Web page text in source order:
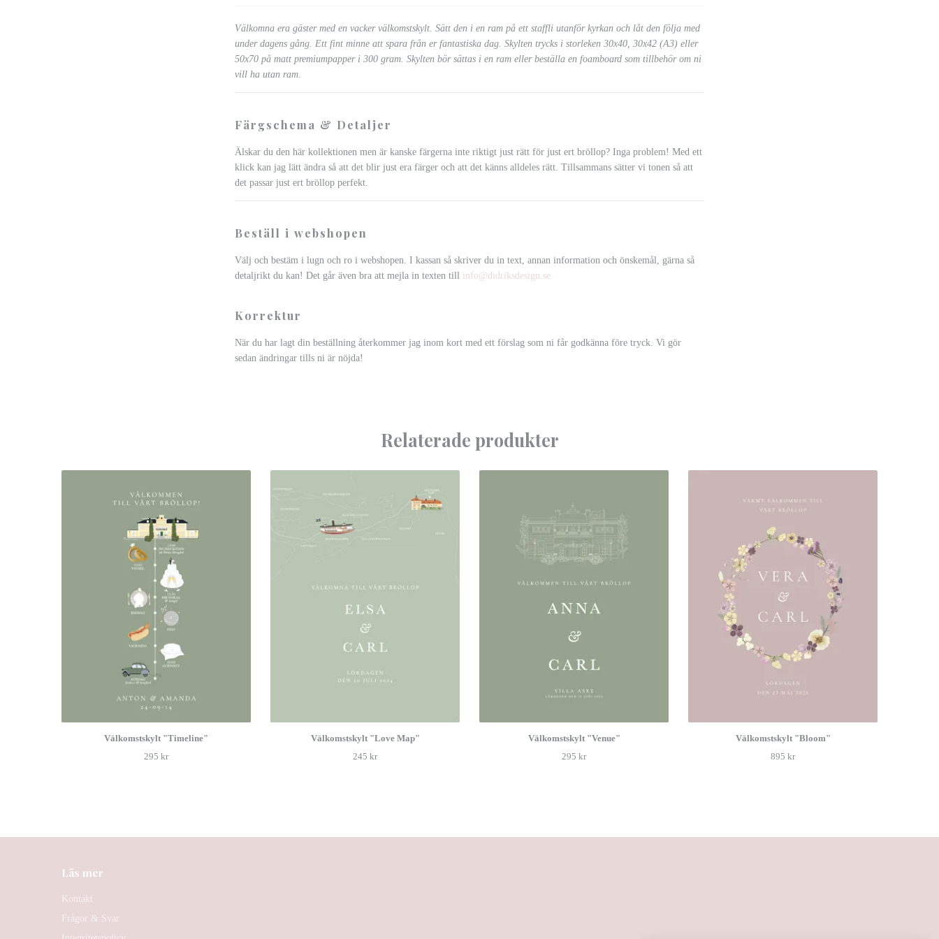
Välkomna era gäster med en vacker välkomstskylt. Sätt den i en ram på ett staffli utanför kyrkan och låt den följa med
under dagens gång. Ett fint minne att spara från er fantastiska dag. Skylten trycks i storleken 30x40, 30x42 (A3) eller
50x70 på matt premiumpapper i 300 gram. Skylten bör sättas i en ram eller beställa en foamboard som tillbehör om ni
vill ha utan ram.
Färgschema & Detaljer
Älskar du den här kollektionen men är kanske färgerna inte riktigt just rätt för just ert bröllop? Inga problem! Med ett
klick kan jag lätt ändra så att det blir just era färger och att det känns alldeles rätt. Tillsammans sätter vi tonen så att
det passar just ert bröllop perfekt.
Beställ i webshopen
Välj och bestäm i lugn och ro i webshopen. I kassan så skriver du in text, annan information och önskemål, gärna så
detaljrikt du kan! Det går även bra att mejla in texten till info@didriksdesign.se.
Korrektur
När du har lagt din beställning återkommer jag inom kort med ett förslag som ni får godkänna före tryck. Vi gör
sedan ändringar tills ni är nöjda!
Relaterade produkter
Välkomstskylt "Timeline"
295 kr
Välkomstskylt "Love Map"
245 kr
Välkomstskylt "Venue"
295 kr
Välkomstskylt "Bloom"
895 kr
Läs mer
Kontakt
Frågor & Svar